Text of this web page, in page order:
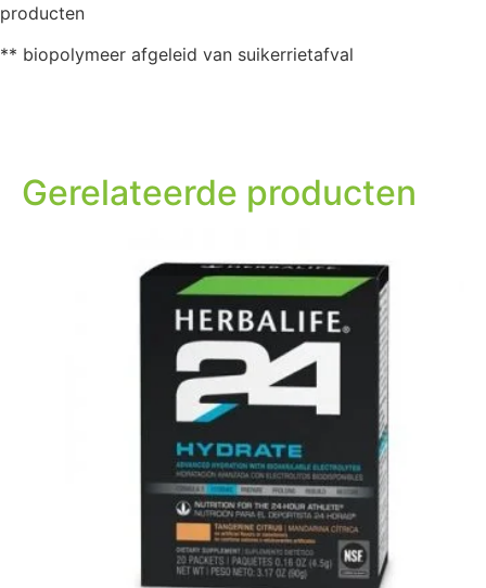
producten
** biopolymeer afgeleid van suikerrietafval
Gerelateerde producten